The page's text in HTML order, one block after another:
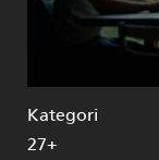
Kategori
27+